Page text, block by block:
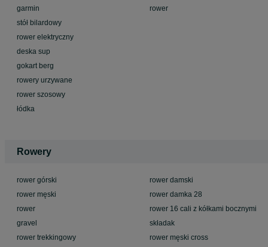
garmin
stół bilardowy
rower elektryczny
deska sup
gokart berg
rowery urzywane
rower szosowy
łódka
rower
Rowery
rower górski
rower męski
rower
gravel
rower trekkingowy
rower damski
rower damka 28
rower 16 cali z kółkami bocznymi
składak
rower męski cross